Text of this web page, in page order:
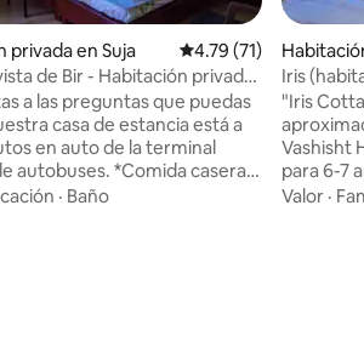
de 5; 51 evaluaciones
privada en Suja Calificación
4.79 (71)
de Bir - Habitación privada
viajes de trabajo)
a las preguntas que puedas
en auto de la terminal
*Comida casera
o no vegetariana a un precio
· Baño
Iris
montaña
"Iris Cottage
Vashisht
para 6-7
servicio
Valor ·